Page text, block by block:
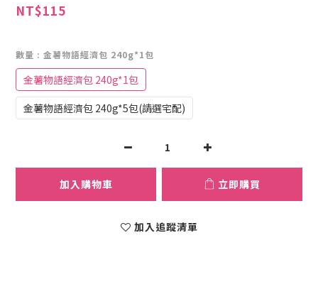
NT$115
數量 : 金薯物語經濟包 240g*1包
金薯物語經濟包 240g*1包
金薯物語經濟包 240g*5包(請選宅配)
加入購物車 立即購買
加入追蹤清單